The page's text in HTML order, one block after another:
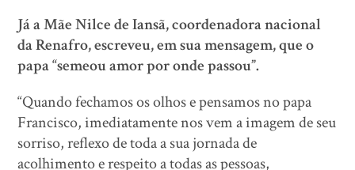
Já a Mãe Nilce de Iansã, coordenadora nacional
da Renafro, escreveu, em sua mensagem, que o
papa “semeou amor por onde passou”.
“Quando fechamos os olhos e pensamos no papa
Francisco, imediatamente nos vem a imagem de seu
sorriso, reflexo de toda a sua jornada de
acolhimento e respeito a todas as pessoas,